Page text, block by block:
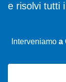
e risolvi tutti
Interveniamo a